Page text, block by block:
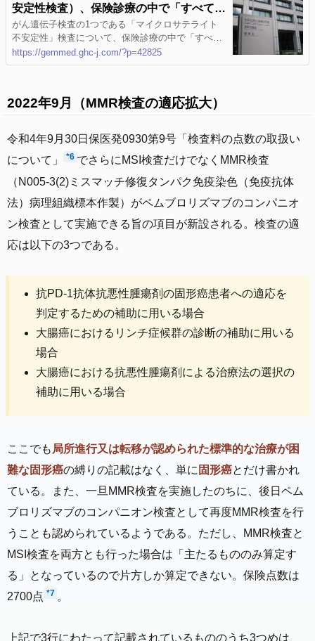
安定性検査）、保険診療の中で「すべての
固形がん」に実施可―厚労省 | GemMed |
データが拓く新時代医療
がん遺伝子検査の1つである「マイクロサテライト
不安定性」検査について、保険診療の中で「すべて
の固形がん」を対象に実施することを認める―。 厚
生労働省は8月25日に通知「検査料の点数の取扱い
https://gemmed.ghc-j.com/?p=42825
2022年9月（MMR検査の適応拡大）
令和4年9月30日保医発0930第9号「検査料の点数の取扱い
について」
*6 でさらにMSI検査だけでなくMMR検査
（N005-3(2)ミスマッチ修復タンパク免疫染色（免疫抗体
法）病理組織標本作製）がペムブロリズマブのコンパニオ
ン検査として実施できる旨の項目が新設される。検査の適
応は以下の3つである。
抗PD-1抗体抗悪性腫瘍剤の固形癌患者への適応を
判定するための補助に用いる場合
大腸癌におけるリンチ症候群の診断の補助に用いる
場合
大腸癌における抗悪性腫瘍剤による治療法の選択の
補助に用いる場合
ここでも 局所進行又は転移が認められた標準的な治療が困
難な固形癌の縛りの記載はなく、単に 固形癌とだけ書かれ
ている。また、一旦MMR検査を実施したのちに、後日ペム
ブロリズマブのコンパニオン検査として再度MMR検査を行
うことも認められているようである。ただし、MMR検査と
MSI検査を両方とも行った場合は「主たるもののみ算定す
る」となっているので片方しか算定できない。保険点数は
2700点 *7 。
上記で3行にわたって記載されているもののうち3つめは、